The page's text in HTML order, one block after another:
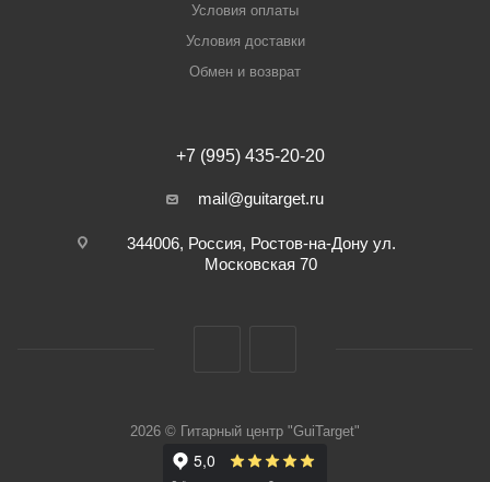
Условия оплаты
Условия доставки
Обмен и возврат
+7 (995) 435-20-20
mail@guitarget.ru
344006, Россия, Ростов-на-Дону ул.
Московская 70
2026 © Гитарный центр "GuiTarget"